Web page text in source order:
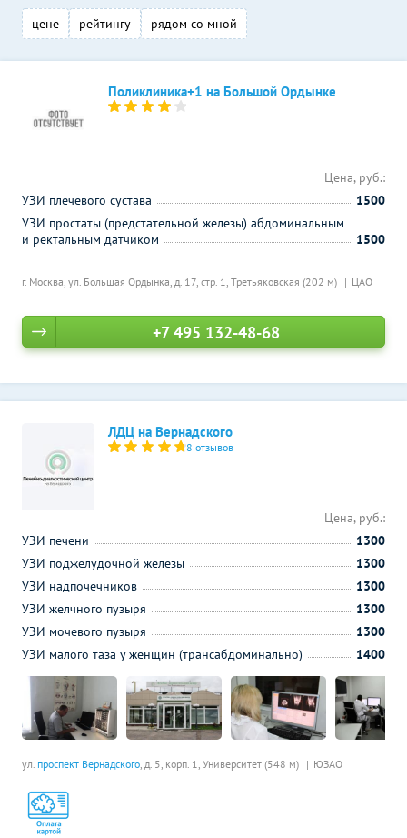
цене рейтингу рядом со мной
Поликлиника+1 на Большой Ордынке
г. Москва, ул. Большая Ордынка, д. 17, стр. 1, Третьяковская (202 м) ЦАО
Цена, руб.:
УЗИ плечевого сустава
1500
УЗИ простаты (предстательной железы) абдоминальным
и ректальным датчиком
1500
+7 495 132-48-68
ЛДЦ на Вернадского
8 отзывов
ул. проспект Вернадского, д. 5, корп. 1, Университет (548 м) ЮЗАО
Цена, руб.:
УЗИ печени
1300
УЗИ поджелудочной железы
1300
УЗИ надпочечников
1300
УЗИ желчного пузыря
1300
УЗИ мочевого пузыря
1300
УЗИ малого таза у женщин (трансабдоминально)
1400